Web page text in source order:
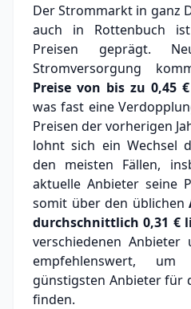
Der Strommarkt in ganz
auch in Rottenbuch
Preisen geprägt.
Stromversorgung
Preise von bis zu 0,45 €
was fast eine
Preisen der vorherigen
lohnt sich ein Wechsel
den meisten Fällen,
aktuelle Anbieter seine
somit über den üblichen
durchschnittlich0,31 €
verschiedenen
empfehlenswert,
günstigsten Anbieter für
finden.